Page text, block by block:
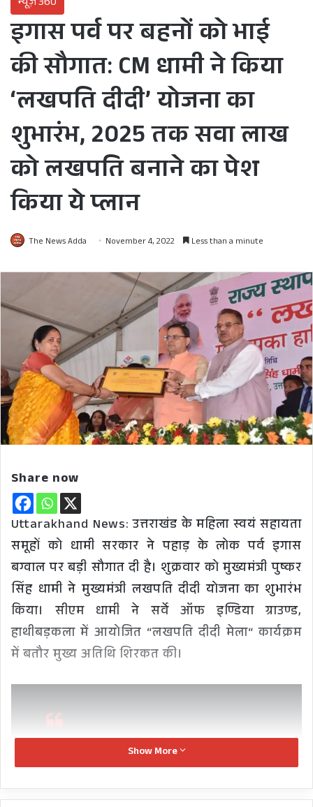
इगास पर्व पर बहनों को भाई
की सौगात: CM धामी ने किया
‘लखपति दीदी’ योजना का
शुभारंभ, 2025 तक सवा लाख
को लखपति बनाने का पेश
किया ये प्लान
The News Adda November 4, 2022 Less than a minute
Share now
Uttarakhand News: उत्तराखंड के महिला स्वयं सहायता
समूहों को धामी सरकार ने पहाड़ के लोक पर्व इगास
बग्वाल पर बड़ी सौगात दी है। शुक्रवार को मुख्यमंत्री पुष्कर
सिंह धामी ने मुख्यमंत्री लखपति दीदी योजना का शुभारंभ
किया। सीएम धामी ने सर्वे ऑफ इण्डिया ग्राउण्ड,
हाथीबड़कला में आयोजित “लखपति दीदी मेला“ कार्यक्रम
में बतौर मुख्य अतिथि शिरकत की।
LIVE: देहरादून में आयोजित लखपति दीदी
मेले में प्रतिभाग
Show More